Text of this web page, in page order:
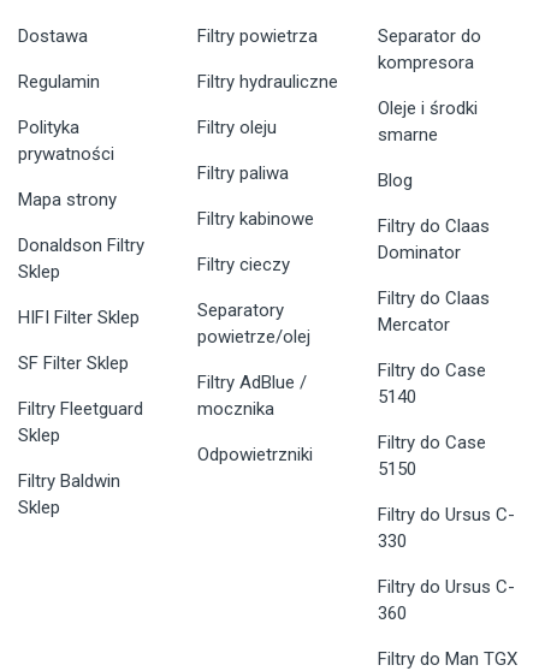
Dostawa
Regulamin
Polityka
prywatności
Mapa strony
Donaldson Filtry
Sklep
HIFI Filter Sklep
SF Filter Sklep
Filtry Fleetguard
Sklep
Filtry Baldwin
Sklep
Filtry powietrza
Filtry hydrauliczne
Filtry oleju
Filtry paliwa
Filtry kabinowe
Filtry cieczy
Separatory
powietrze/olej
Filtry AdBlue /
mocznika
Odpowietrzniki
Separator do
kompresora
Oleje i środki
smarne
Blog
Filtry do Claas
Dominator
Filtry do Claas
Mercator
Filtry do Case
5140
Filtry do Case
5150
Filtry do Ursus C-
330
Filtry do Ursus C-
360
Filtry do Man TGX